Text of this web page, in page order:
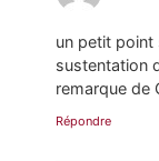
un petit point
sustentation
remarque de
Répondre